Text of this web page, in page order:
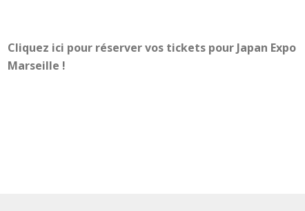
Cliquez ici pour réserver vos tickets pour Japan Expo
Marseille !